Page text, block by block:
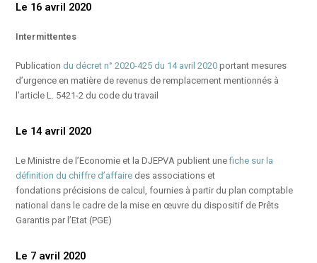
Le 16 avril 2020
Intermittentes
Publication du décret n° 2020-425 du 14 avril 2020 portant mesures
d’urgence en matière de revenus de remplacement mentionnés à
l’article L. 5421-2 du code du travail
Le 14 avril 2020
Le Ministre de l’Economie et la DJEPVA publient unefiche sur la
définition du chiffre d’affaire des associations et
fondations précisions de calcul, fournies à partir du plan comptable
national dans le cadre de la mise en œuvre du dispositif de Prêts
Garantis par l’Etat (PGE)
Le 7 avril 2020